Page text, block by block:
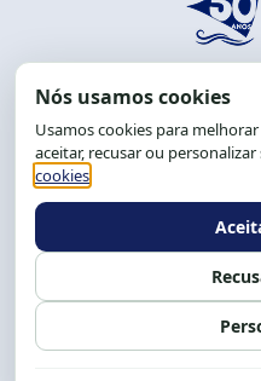
End.: R. da
CEP:
Tel.: (71) 2104-5457,
Expediente: 8h
Siga nossas redes